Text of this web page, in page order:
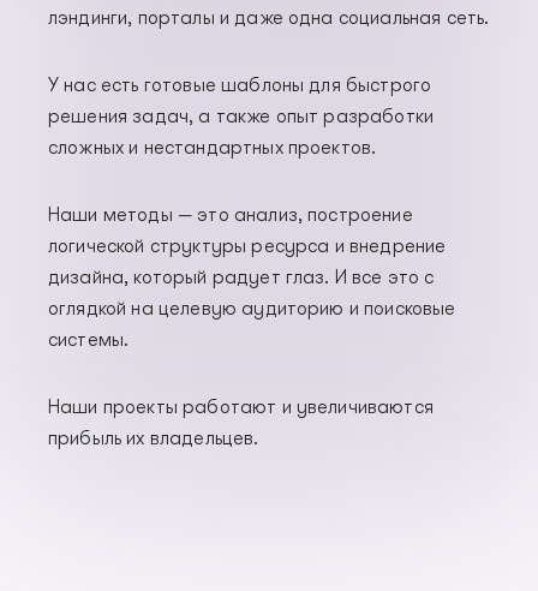
лэндинги, порталы и даже одна социальная сеть.
У нас есть готовые шаблоны для быстрого
решения задач, а также опыт разработки
сложных и нестандартных проектов.
Наши методы — это анализ, построение
логической структуры ресурса и внедрение
дизайна, который радует глаз. И все это с
оглядкой на целевую аудиторию и поисковые
системы.
Наши проекты работают и увеличиваются
прибыль их владельцев.